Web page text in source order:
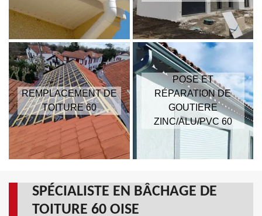
REMPLACEMENT DE
TOITURE 60
POSE ET
RÉPARATION DE
GOUTIERE
ZINC/ALU/PVC 60
SPÉCIALISTE EN BÂCHAGE DE
TOITURE 60 OISE